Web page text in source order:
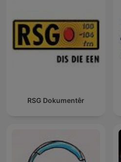
RSG Dokumentêr